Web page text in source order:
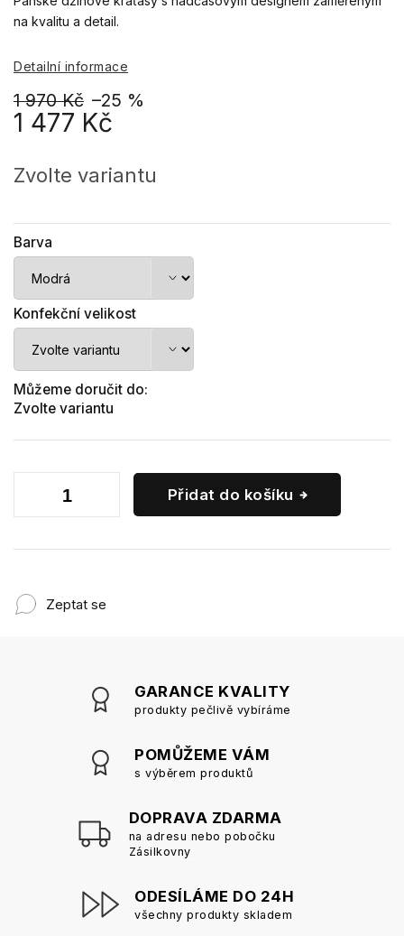
1 970 Kč –25 %
1 477 Kč
cena:
Zvolte variantu
Barva
Konfekční velikost
Můžeme doručit do:
Zvolte variantu
Přidat do košíku
na kvalitu a detail.
Detailní informace
Zeptat se
GARANCE KVALITY
produkty pečlivě vybíráme
POMŮŽEME VÁM
s výběrem produktů
DOPRAVA ZDARMA
na adresu nebo pobočku
Zásilkovny
ODESÍLÁME DO 24H
všechny produkty skladem